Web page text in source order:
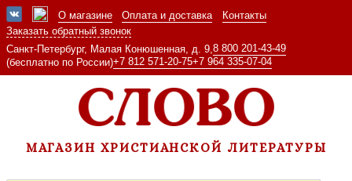
О магазине Оплата и доставка
Контакты
Заказать обратный звонок
Санкт-Петербург, Малая Конюшенная, д. 9, 8 800 201-43-49
(бесплатно по России)+7 812 571-20-75+7 964 335-07-04
МАГАЗИН ХРИСТИАНСКОЙ ЛИТЕРАТУРЫ